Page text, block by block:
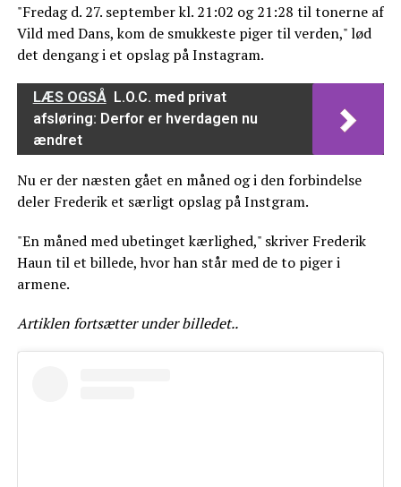
"Fredag d. 27. september kl. 21:02 og 21:28 til tonerne af
Vild med Dans, kom de smukkeste piger til verden," lød
det dengang i et opslag på Instagram.
LÆS OGSÅ L.O.C. med privat
afsløring: Derfor er hverdagen nu
ændret
Nu er der næsten gået en måned og i den forbindelse
deler Frederik et særligt opslag på Instgram.
"En måned med ubetinget kærlighed," skriver Frederik
Haun til et billede, hvor han står med de to piger i
armene.
Artiklen fortsætter under billedet..